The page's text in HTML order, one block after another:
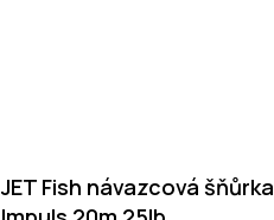
JET Fish návazcová šňůrka